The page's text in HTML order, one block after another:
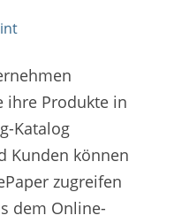
ihre Produkte in
Katalog
Kunden können
zugreifen
dem Online-